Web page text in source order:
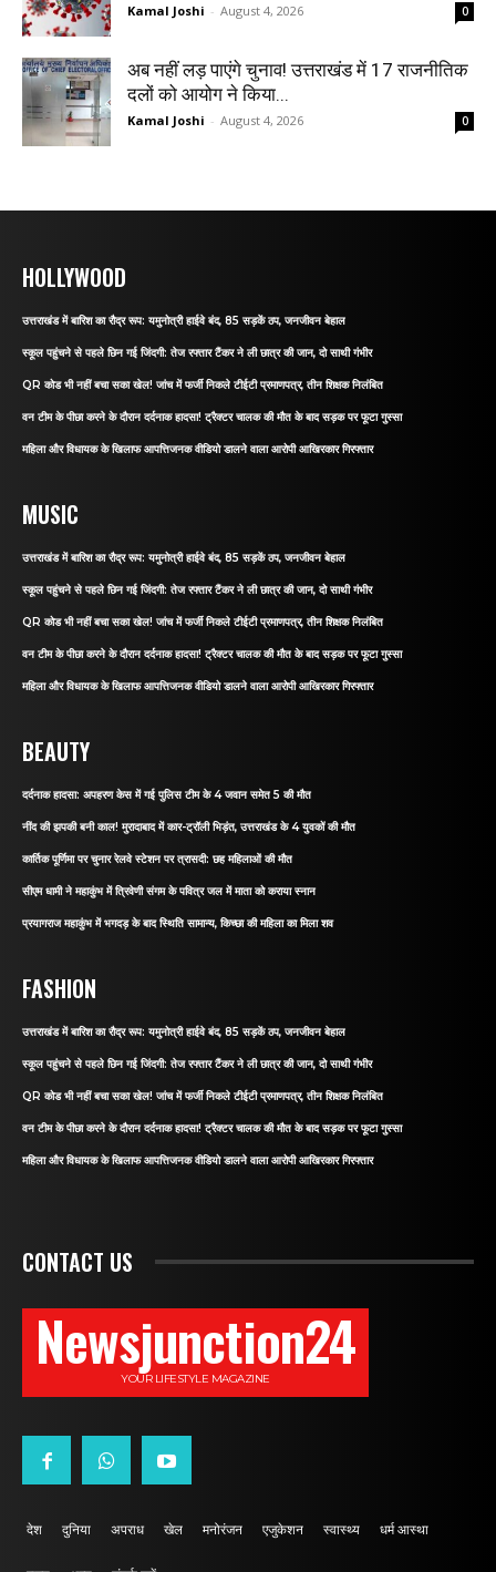
Kamal Joshi - August 4, 2026 0
अब नहीं लड़ पाएंगे चुनाव! उत्तराखंड में 17 राजनीतिक
दलों को आयोग ने किया...
Kamal Joshi - August 4, 2026 0
HOLLYWOOD
उत्तराखंड में बारिश का रौद्र रूप: यमुनोत्री हाईवे बंद, 85 सड़कें ठप, जनजीवन बेहाल
स्कूल पहुंचने से पहले छिन गई जिंदगी: तेज रफ्तार टैंकर ने ली छात्र की जान, दो साथी गंभीर
QR कोड भी नहीं बचा सका खेल! जांच में फर्जी निकले टीईटी प्रमाणपत्र, तीन शिक्षक निलंबित
वन टीम के पीछा करने के दौरान दर्दनाक हादसा! ट्रैक्टर चालक की मौत के बाद सड़क पर फूटा गुस्सा
महिला और विधायक के खिलाफ आपत्तिजनक वीडियो डालने वाला आरोपी आखिरकार गिरफ्तार
MUSIC
उत्तराखंड में बारिश का रौद्र रूप: यमुनोत्री हाईवे बंद, 85 सड़कें ठप, जनजीवन बेहाल
स्कूल पहुंचने से पहले छिन गई जिंदगी: तेज रफ्तार टैंकर ने ली छात्र की जान, दो साथी गंभीर
QR कोड भी नहीं बचा सका खेल! जांच में फर्जी निकले टीईटी प्रमाणपत्र, तीन शिक्षक निलंबित
वन टीम के पीछा करने के दौरान दर्दनाक हादसा! ट्रैक्टर चालक की मौत के बाद सड़क पर फूटा गुस्सा
महिला और विधायक के खिलाफ आपत्तिजनक वीडियो डालने वाला आरोपी आखिरकार गिरफ्तार
BEAUTY
दर्दनाक हादसा: अपहरण केस में गई पुलिस टीम के 4 जवान समेत 5 की मौत
नींद की झपकी बनी काल! मुरादाबाद में कार-ट्रॉली भिड़ंत, उत्तराखंड के 4 युवकों की मौत
कार्तिक पूर्णिमा पर चुनार रेलवे स्टेशन पर त्रासदी: छह महिलाओं की मौत
सीएम धामी ने महाकुंभ में त्रिवेणी संगम के पवित्र जल में माता को कराया स्नान
प्रयागराज महाकुंभ में भगदड़ के बाद स्थिति सामान्य, किच्छा की महिला का मिला शव
FASHION
उत्तराखंड में बारिश का रौद्र रूप: यमुनोत्री हाईवे बंद, 85 सड़कें ठप, जनजीवन बेहाल
स्कूल पहुंचने से पहले छिन गई जिंदगी: तेज रफ्तार टैंकर ने ली छात्र की जान, दो साथी गंभीर
QR कोड भी नहीं बचा सका खेल! जांच में फर्जी निकले टीईटी प्रमाणपत्र, तीन शिक्षक निलंबित
वन टीम के पीछा करने के दौरान दर्दनाक हादसा! ट्रैक्टर चालक की मौत के बाद सड़क पर फूटा गुस्सा
महिला और विधायक के खिलाफ आपत्तिजनक वीडियो डालने वाला आरोपी आखिरकार गिरफ्तार
CONTACT US
Newsjunction24
YOUR LIFESTYLE MAGAZINE
देश दुनिया अपराध खेल मनोरंजन एजुकेशन स्वास्थ्य धर्म आस्था